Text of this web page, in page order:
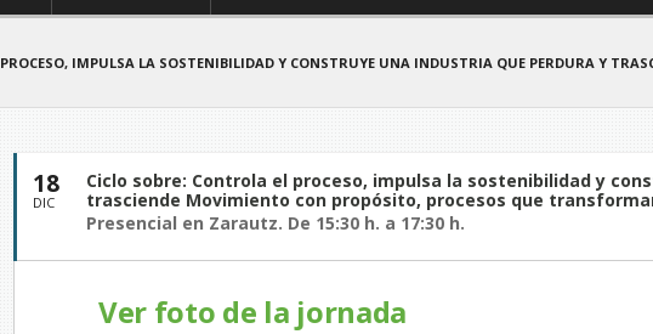
IMPULSA LA SOSTENIBILIDAD Y CONSTRUYE UNA INDUSTRIA QUE PERDURA Y
18
DIC
Ciclo sobre: Controla el proceso, impulsa la sostenibilidad y
trasciende Movimiento con propósito, procesos que
Presencial en Zarautz. De 15:30 h. a 17:30 h.
Ver foto de la jornada